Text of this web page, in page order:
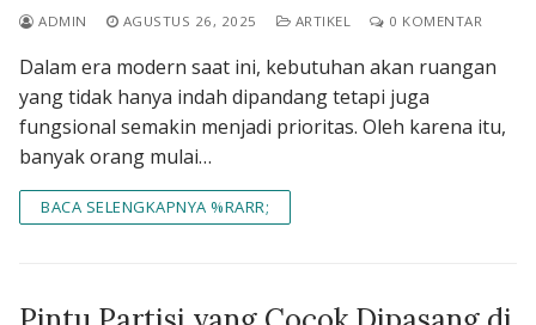
ADMIN AGUSTUS 26, 2025 ARTIKEL 0 KOMENTAR
Dalam era modern saat ini, kebutuhan akan ruangan
yang tidak hanya indah dipandang tetapi juga
fungsional semakin menjadi prioritas. Oleh karena itu,
banyak orang mulai…
BACA SELENGKAPNYA %RARR;